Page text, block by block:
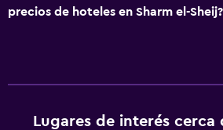
precios de hoteles en Sharm el-Sheij?
Lugares de interés cerca